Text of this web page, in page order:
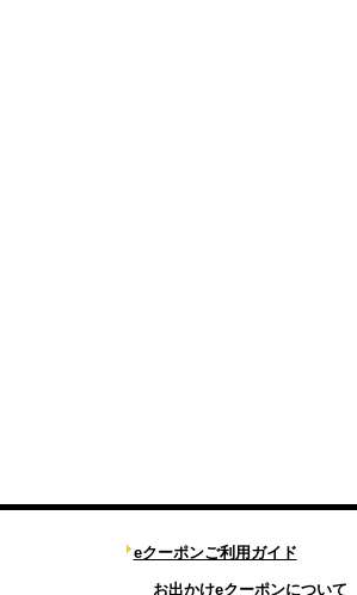
eクーポンご利用ガイド
お出かけeクーポンについて